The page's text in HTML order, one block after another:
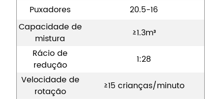
Puxadores
20.5-16
Capacidade de
mistura
≥1.3m³
Rácio de
redução
1:28
Velocidade de
rotação
≥15 crianças/minuto